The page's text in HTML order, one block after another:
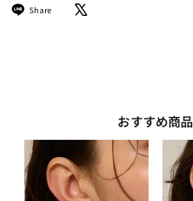
Share
Share
おすすめ商品